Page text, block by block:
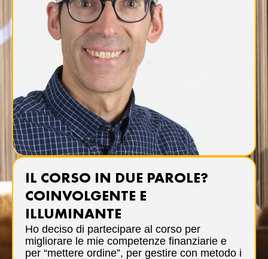
IL CORSO IN DUE PAROLE?
COINVOLGENTE E
ILLUMINANTE
Ho deciso di partecipare al corso per
migliorare le mie competenze finanziarie e
per “mettere ordine”, per gestire con metodo i